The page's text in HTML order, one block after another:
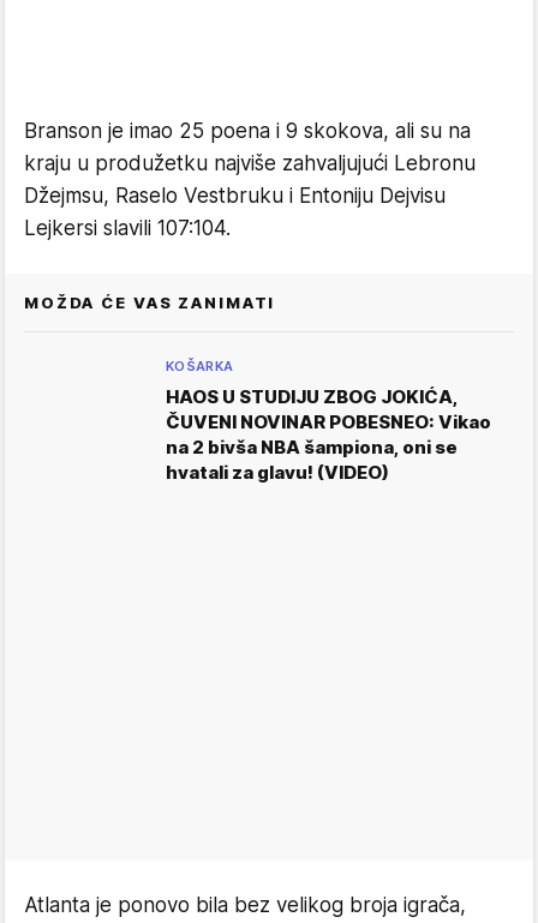
Branson je imao 25 poena i 9 skokova, ali su na
kraju u produžetku najviše zahvaljujući Lebronu
Džejmsu, Raselo Vestbruku i Entoniju Dejvisu
Lejkersi slavili 107:104.
MOŽDA ĆE VAS ZANIMATI
KOŠARKA
HAOS U STUDIJU ZBOG JOKIĆA,
ČUVENI NOVINAR POBESNEO: Vikao
na 2 bivša NBA šampiona, oni se
hvatali za glavu! (VIDEO)
Atlanta je ponovo bila bez velikog broja igrača,